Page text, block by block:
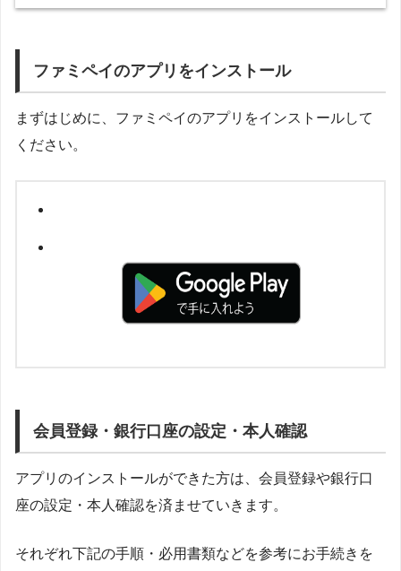
ファミペイのアプリをインストール
まずはじめに、ファミペイのアプリをインストールして
ください。
会員登録・銀行口座の設定・本人確認
アプリのインストールができた方は、会員登録や銀行口
座の設定・本人確認を済ませていきます。
それぞれ下記の手順・必用書類などを参考にお手続きを